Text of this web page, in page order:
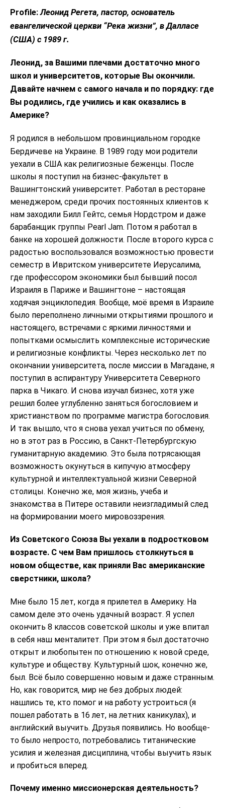
Profile: Леонид Регета, пастор, основатель
евангелической церкви “Река жизни”, в Далласе
(США) с 1989 г.
Леонид, за Вашими плечами достаточно много
школ и университетов, которые Вы окончили.
Давайте начнем с самого начала и по порядку: где
Вы родились, где учились и как оказались в
Америке?
Я родился в небольшом провинциальном городке
Бердичеве на Украине. В 1989 году мои родители
уехали в США как религиозные беженцы. После
школы я поступил на бизнес-факультет в
Вашингтонский университет. Работал в ресторане
менеджером, среди прочих постоянных клиентов к
нам заходили Билл Гейтс, семья Нордстром и даже
барабанщик группы Pearl Jam. Потом я работал в
банке на хорошей должности. После второго курса с
радостью воспользовался возможностью провести
семестр в Ивритском университете Иерусалима,
где профессором экономики был бывший посол
Израиля в Париже и Вашингтоне – настоящая
ходячая энциклопедия. Вообще, моё время в Израиле
было переполнено личными открытиями прошлого и
настоящего, встречами с яркими личностями и
попытками осмыслить комплексные исторические
и религиозные конфликты. Через несколько лет по
окончании университета, после миссии в Магадане, я
поступил в аспирантуру Университета Северного
парка в Чикаго. И снова изучал бизнес, хотя уже
решил более углубленно заняться богословием и
христианством по программе магистра богословия.
И так вышло, что я снова уехал учиться по обмену,
но в этот раз в Россию, в Санкт-Петербургскую
гуманитарную академию. Это была потрясающая
возможность окунуться в кипучую атмосферу
культурной и интеллектуальной жизни Северной
столицы. Конечно же, моя жизнь, учеба и
знакомства в Питере оставили неизгладимый след
на формировании моего мировоззрения.
Из Советского Союза Вы уехали в подростковом
возрасте. С чем Вам пришлось столкнуться в
новом обществе, как приняли Вас американские
сверстники, школа?
Мне было 15 лет, когда я прилетел в Америку. На
самом деле это очень удачный возраст. Я успел
окончить 8 классов советской школы и уже впитал
в себя наш менталитет. При этом я был достаточно
открыт и любопытен по отношению к новой среде,
культуре и обществу. Культурный шок, конечно же,
был. Всё было совершенно новым и даже странным.
Но, как говорится, мир не без добрых людей:
нашлись те, кто помог и на работу устроиться (я
пошел работать в 16 лет, на летних каникулах), и
английский выучить. Друзья появились. Но вообще-
то было непросто, потребовались титанические
усилия и железная дисциплина, чтобы выучить язык
и пробиться вперед.
Почему именно миссионерская деятельность?